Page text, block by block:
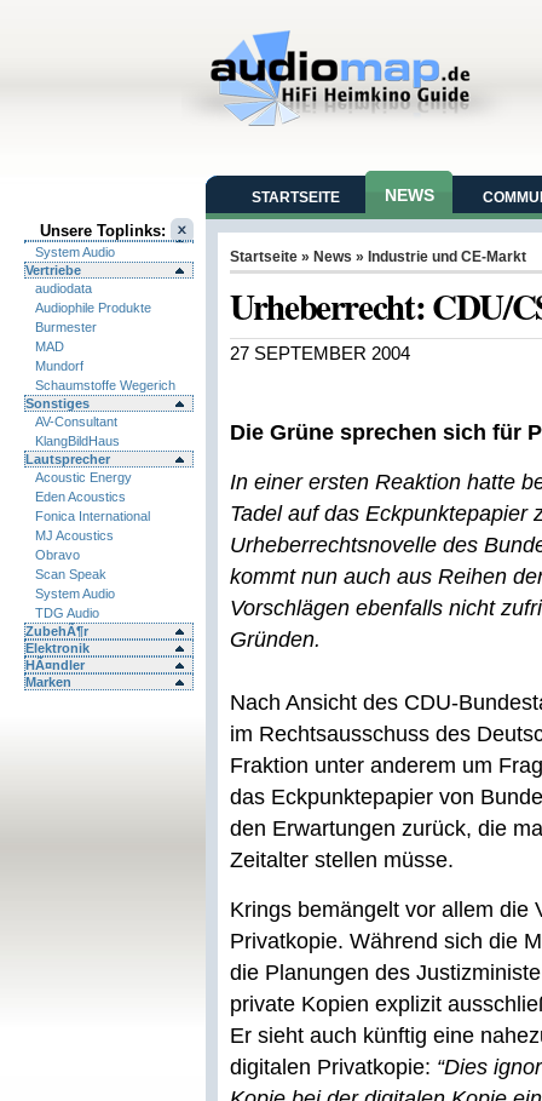
Unsere Toplinks:
System Audio
Vertriebe
audiodata
Audiophile Produkte
Burmester
MAD
Mundorf
Schaumstoffe Wegerich
Sonstiges
AV-Consultant
KlangBildHaus
Lautsprecher
Acoustic Energy
Eden Acoustics
Fonica International
MJ Acoustics
Obravo
Scan Speak
System Audio
TDG Audio
ZubehÃ¶r
Elektronik
HÃ¤ndler
Marken
STARTSEITE NEWS
Startseite » News » Industrie und CE-Markt
Urheberrecht: CDU/
27 SEPTEMBER 2004
Die Grüne sprechen sich für
In einer ersten Reaktion hatte
Tadel auf das Eckpunktepapier
Urheberrechtsnovelle des
kommt nun auch aus Reihen
Vorschlägen ebenfalls nicht
Gründen.
Nach Ansicht des CDU-
im Rechtsausschuss des
Fraktion unter anderem um
das Eckpunktepapier von
den Erwartungen zurück, die
Zeitalter stellen müsse.
Krings bemängelt vor allem die
Privatkopie. Während sich die
die Planungen des
private Kopien explizit
Er sieht auch künftig eine
digitalen Privatkopie: “Dies